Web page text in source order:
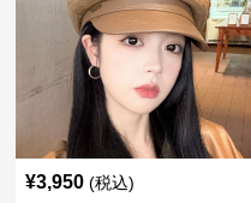
¥3,950 (税込)